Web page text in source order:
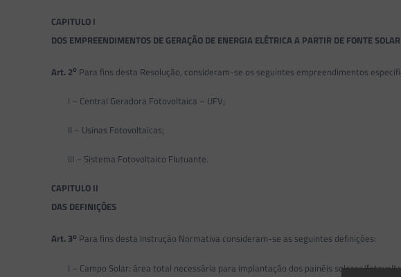
CAPITULO I
DOS EMPREENDIMENTOS DE GERAÇÃO DE ENERGIA ELÉTRICA A PARTIR DE FONTE SOLAR
Art. 2o Para fins desta Resolução, consideram-se os seguintes empreendimentos
I – Central Geradora Fotovoltaica – UFV;
II – Usinas Fotovoltaicas;
III – Sistema Fotovoltaico Flutuante.
CAPITULO II
DAS DEFINIÇÕES
Art. 3o Para fins desta Instrução Normativa consideram-se as seguintes definições:
I – Campo Solar: área total necessária para implantação dos painéis solares/